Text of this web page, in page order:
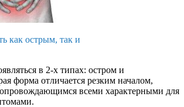
как острым, так и
в 2-х типах: остром и
форма отличается резким началом,
всеми характерными для